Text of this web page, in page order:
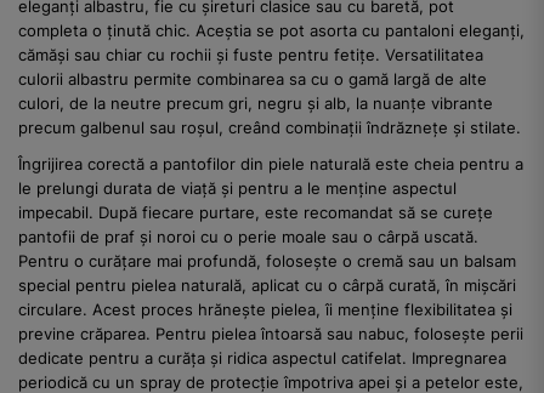
eleganți albastru, fie cu șireturi clasice sau cu baretă, pot
completa o ținută chic. Aceștia se pot asorta cu pantaloni eleganți,
cămăși sau chiar cu rochii și fuste pentru fetițe. Versatilitatea
culorii albastru permite combinarea sa cu o gamă largă de alte
culori, de la neutre precum gri, negru și alb, la nuanțe vibrante
precum galbenul sau roșul, creând combinații îndrăznețe și stilate.
Îngrijirea corectă a pantofilor din piele naturală este cheia pentru a
le prelungi durata de viață și pentru a le menține aspectul
impecabil. După fiecare purtare, este recomandat să se curețe
pantofii de praf și noroi cu o perie moale sau o cârpă uscată.
Pentru o curățare mai profundă, folosește o cremă sau un balsam
special pentru pielea naturală, aplicat cu o cârpă curată, în mișcări
circulare. Acest proces hrănește pielea, îi menține flexibilitatea și
previne crăparea. Pentru pielea întoarsă sau nabuc, folosește perii
dedicate pentru a curăța și ridica aspectul catifelat. Impregnarea
periodică cu un spray de protecție împotriva apei și a petelor este,